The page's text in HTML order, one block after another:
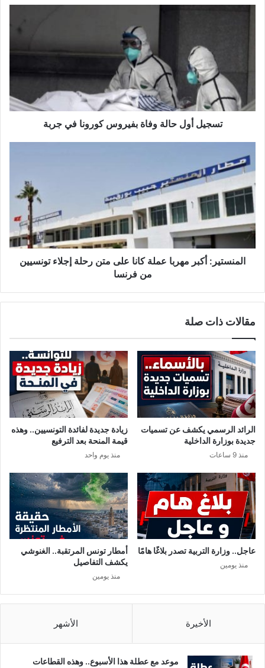
كورونا
جربة‎
تسجيل أول حالة وفاة بفيروس كورونا في جربة‎
أكبر
مهربا
عملة
كانا
على
متن
رحلة
إجلاء
تونسيين
المنستير: أكبر مهربا عملة كانا على متن رحلة إجلاء تونسيين
من فرنسا
مقالات ذات صلة
الرائد الرسمي يكشف عن تسميات
جديدة بوزارة الداخلية
منذ 9 ساعات
زيادة جديدة لفائدة التونسيين.. وهذه
قيمة المنحة بعد الترفيع
منذ يوم واحد
عاجل.. وزارة التربية تصدر بلاغًا هامًا
منذ يومين
أمطار تونس المرتقبة.. الغنوشي
يكشف التفاصيل
منذ يومين
الأخيرة الأشهر
موعد مع عطلة هذا الأسبوع.. وهذه القطاعات